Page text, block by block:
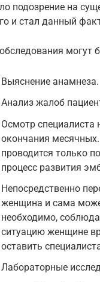
подозрение на
и стал данный
могут
Выяснение анамнеза.
Анализ жалоб
Осмотр специалиста
окончания
проводится только
процесс развития
Непосредственно
женщина и сама
необходимо,
ситуацию женщине
оставить
Лабораторные